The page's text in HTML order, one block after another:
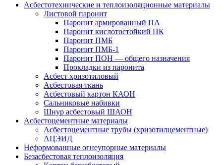
Асбестотехнические и теплоизоляционные материалы
Листовой паронит
Паронит армированный ПА
Паронит кислотостойкий ПК
Паронит ПМБ
Паронит ПМБ-1
Паронит ПОН — общего назначения
Прокладки из паронита
Асбест хризотиловый
Асбестовая ткань
Асбестовый картон КАОН
Сальниковые набивки
Шнур асбестовый ШАОН
Асбестоцементные материалы
Асбестоцементные трубы (хризотилцементные)
АЦЭИД
Неформованные огнеупорные материалы
Безасбестовая теплоизоляция